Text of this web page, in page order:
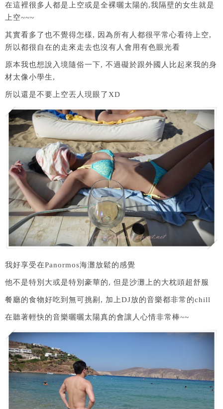
在這裡很多人都是上空或是全裸曬太陽的,我隔壁的女生就是
上空~~~
其實看多了也不覺得怎樣, 因為所有人都很平常心看待上空,
所以都很自在的走來走去也沒有人會用有色眼光看
原本我也想說入境隨俗一下, 不過礙於跟外國人比起來我的身
材太像小學生,
所以還是不要上空丟人現眼了XD
我好享受在Panormos海灘放鬆的感覺
他不是特別大或是特別豪華的, 但是沙灘上的大枕頭超舒服
餐廳的食物好吃到無可挑剔, 加上DJ放的音樂都非常的chill
在聽著輕快的音樂曬曬太陽真的會讓人心情非常棒~~